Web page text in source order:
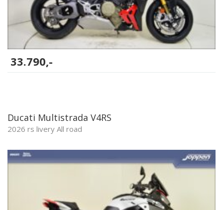
33.790,-
Ducati Multistrada V4RS
2026 rs livery All road